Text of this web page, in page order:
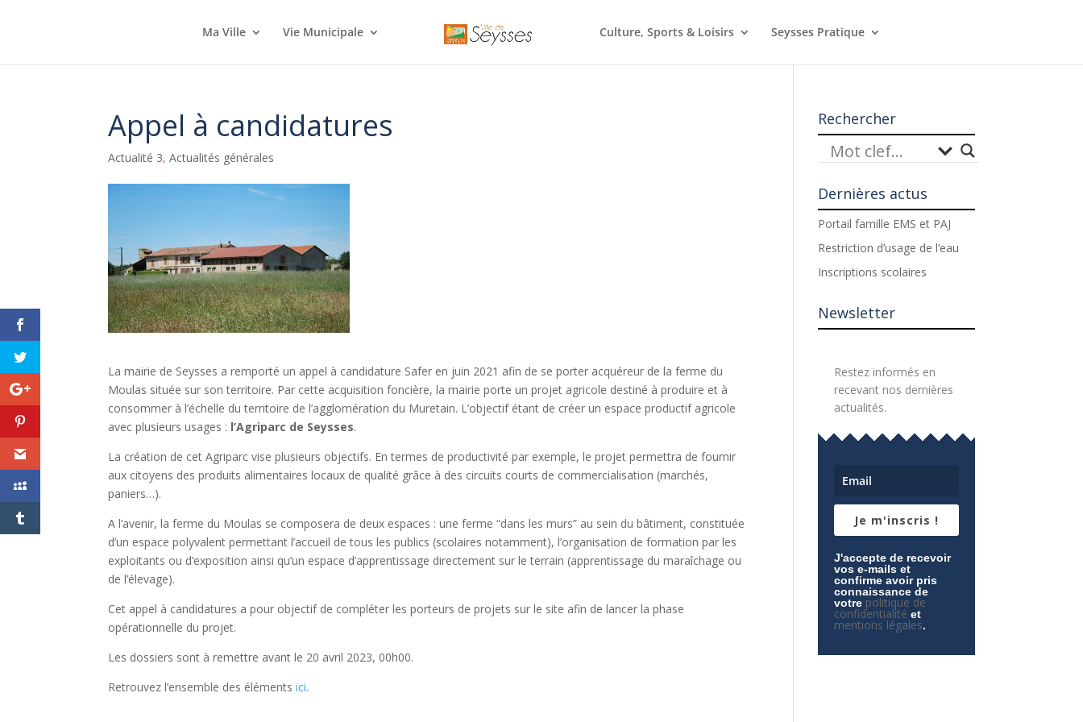
Ma Ville Vie Municipale Culture, Sports & Loisirs Seysses Pratique
Appel à candidatures
Actualité 3,Actualités générales
La mairie de Seysses a remporté un appel à candidature Safer en juin 2021 afin de se porter acquéreur de la ferme du
Moulas située sur son territoire. Par cette acquisition foncière, la mairie porte un projet agricole destiné à produire et à
consommer à l’échelle du territoire de l’agglomération du Muretain. L’objectif étant de créer un espace productif agricole
avec plusieurs usages : l’Agriparc de Seysses.
La création de cet Agriparc vise plusieurs objectifs. En termes de productivité par exemple, le projet permettra de fournir
aux citoyens des produits alimentaires locaux de qualité grâce à des circuits courts de commercialisation (marchés,
paniers…).
A l’avenir, la ferme du Moulas se composera de deux espaces : une ferme “dans les murs” au sein du bâtiment, constituée
d’un espace polyvalent permettant l’accueil de tous les publics (scolaires notamment), l’organisation de formation par les
exploitants ou d’exposition ainsi qu’un espace d’apprentissage directement sur le terrain (apprentissage du maraîchage ou
de l’élevage).
Cet appel à candidatures a pour objectif de compléter les porteurs de projets sur le site afin de lancer la phase
opérationnelle du projet.
Les dossiers sont à remettre avant le 20 avril 2023, 00h00.
Retrouvez l’ensemble des élémentsici.
Rechercher
Dernières actus
Portail famille EMS et PAJ
Restriction d’usage de l’eau
Inscriptions scolaires
Newsletter
Restez informés en
recevant nos dernières
actualités.
Je m'inscris !
J'accepte de recevoir
vos e-mails et
confirme avoir pris
connaissance de
votre politique de
confidentialité et
mentions légales.